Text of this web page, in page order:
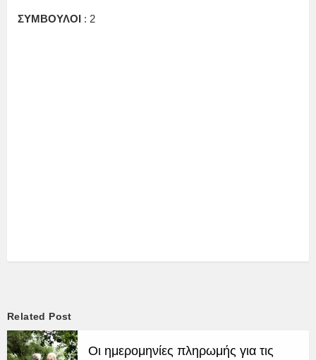
ΣΥΜΒΟΥΛΟΙ : 2
Related Post
Οι ημερομηνίες πληρωμής για τις